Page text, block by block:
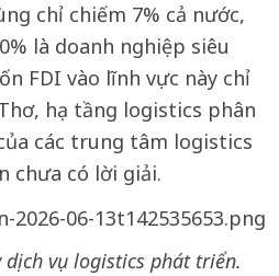
chỉ chiếm 7% cả nước,
là doanh nghiệp siêu
FDI vào lĩnh vực này chỉ
hạ tầng logistics phân
các trung tâm logistics
chưa có lời giải.
vụ logistics phát triển.